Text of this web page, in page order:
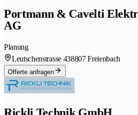
Portmann & Cavelti
AG
Planung
Leutschenstrasse 438807 Freienbach
Offerte anfragen